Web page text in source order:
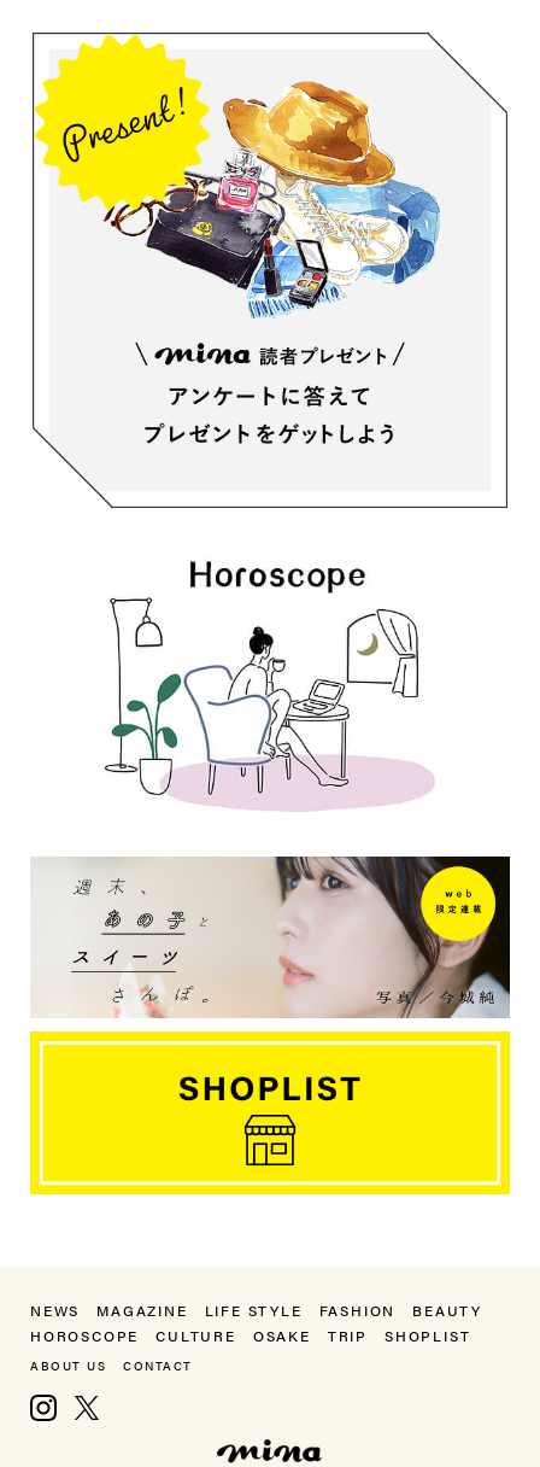
NEWS MAGAZINE LIFE STYLE FASHION
BEAUTY
HOROSCOPE
CULTURE OSAKE TRIP SHOPLIST
ABOUT US CONTACT
Instagram